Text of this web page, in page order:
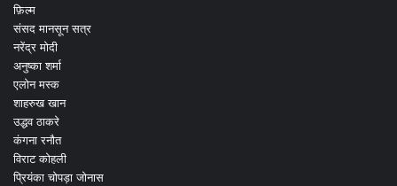
फ़िल्म
संसद मानसून सत्र
नरेंद्र मोदी
अनुष्का शर्मा
एलोन मस्क
शाहरुख खान
उद्धव ठाकरे
कंगना रनौत
विराट कोहली
प्रियंका चोपड़ा जोनास